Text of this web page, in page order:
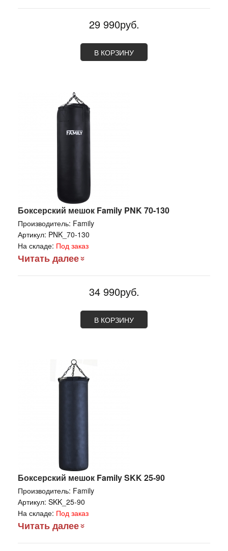
29 990руб.
В КОРЗИНУ
Боксерский мешок Family PNK 70-130
Производитель: Family
Артикул: PNK_70-130
На складе: Под заказ
Читать далее
34 990руб.
В КОРЗИНУ
Боксерский мешок Family SKK 25-90
Производитель: Family
Артикул: SKK_25-90
На складе: Под заказ
Читать далее